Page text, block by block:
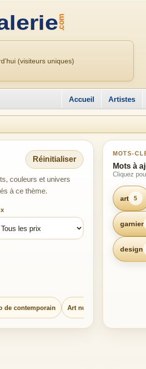
(visiteurs uniques)
Accueil Artistes
Réinitialiser
couleurs et univers
à ce thème.
de contemporain Art numérique
MOTS-
Mots à
Cliquez
art 5
garnier
design